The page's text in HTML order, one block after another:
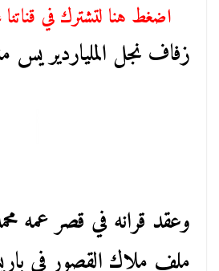
اضغط هنا لتشترك في
زفاف نجل الملياردير
وعقد قرانه في قصر عمه
ملف ملاك القصور في